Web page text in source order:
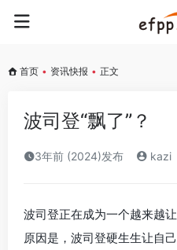
首页 • 资讯快报 • 正文
波司登“飘了”？
3年前 (2024)发布 kazi
波司登正在成为一个越来越
原因是，波司登硬生生让自